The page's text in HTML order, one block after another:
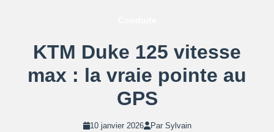
KTM Duke 125 vitesse
max : la vraie pointe au
GPS
10 janvier 2026 Par Sylvain